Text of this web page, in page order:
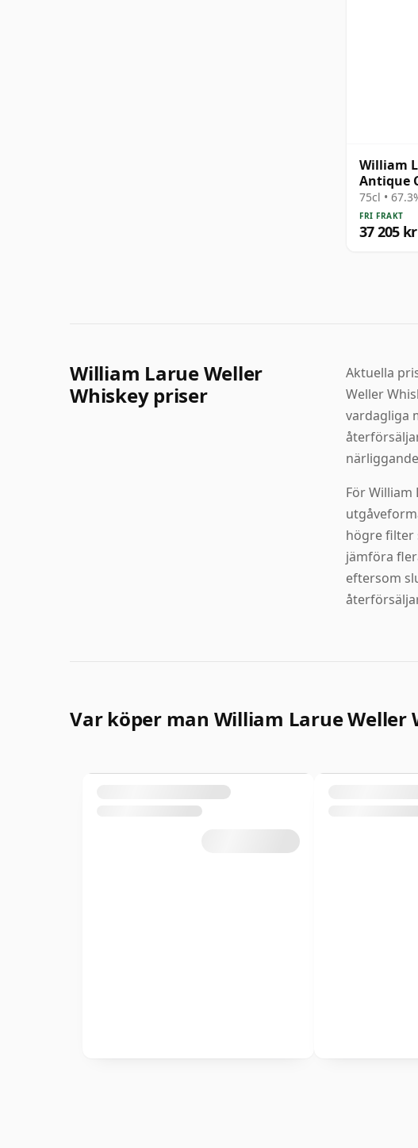
William
Antique
Edition
2003 12
75cl •
FRI FRAKT
37 205 kr
William Larue Weller
Whiskey priser
Aktuella
Weller
vardagliga
För
högre filter
jämföra
eftersom
Var köper man William Larue Weller